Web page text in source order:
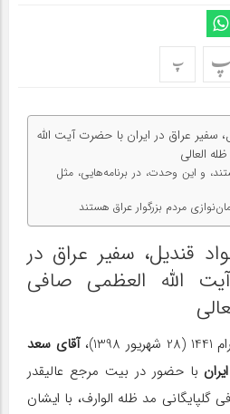
پ پ
سفیر عراق در ایران با حضرت آیت الله
العالی
و این وحدت، در برنامه‌هایی، مثل
مردم بزرگوار عراق هستند
قندیل، سفیر عراق در
الله العظمی صافی
آقای سعد
با حضور در بیت مرجع عالیقدر
مد ظله الوارف، با ایشان